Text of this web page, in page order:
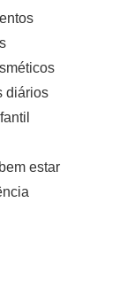
diários
estar